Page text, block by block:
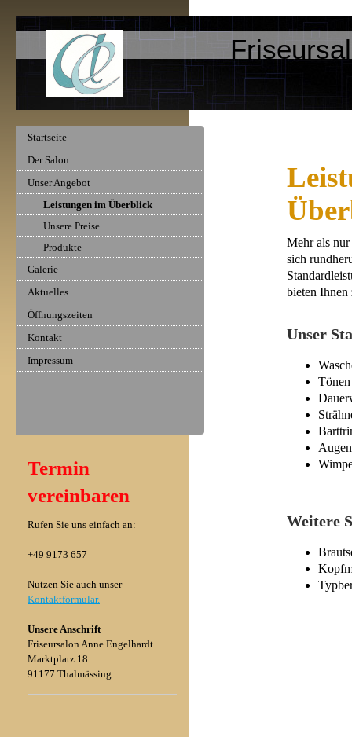
Mehr als
sich
bieten Ihnen
Unser
Weitere
Startseite
Der Salon
Unser Angebot
Leistungen im Überblick
Unsere Preise
Produkte
Galerie
Aktuelles
Öffnungszeiten
Kontakt
Impressum
Termin
vereinbaren
Rufen Sie uns einfach an:
+49 9173 657
Nutzen Sie auch unser
Kontaktformular.
Unsere Anschrift
Friseursalon Anne Engelhardt
Marktplatz 18
91177 Thalmässing